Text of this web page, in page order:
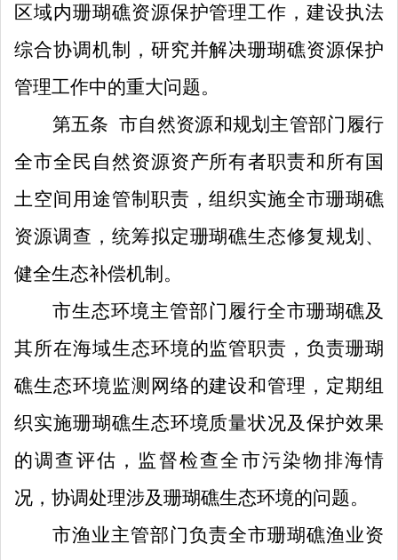
区域内珊瑚礁资源保护管理工作，建设执法
综合协调机制，研究并解决珊瑚礁资源保护
管理工作中的重大问题。
第五条 市自然资源和规划主管部门 履行
全市全民自然资源资产所有者职责和 所有国
土空间用途管制职责，组织实施全市珊瑚礁
资源调查，统筹拟定珊瑚礁生态修复规划、
健全生态补偿机制 。
市生态环境主管部门履行全市珊瑚礁及
其所在海域生态环境的监管职责，负责珊瑚
礁生态环境监测网络的建设和管理，定期组
织实施珊瑚礁生态环境质量状况及保护效果
的调查评估，监督检查全市污染物排海情
况，协调处理涉及珊瑚礁生态环境的问题。
市渔业主管部门负责全市珊瑚礁渔业资